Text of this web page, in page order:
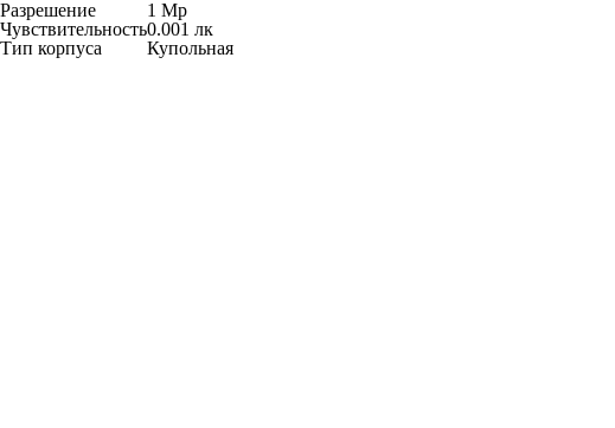
Разрешение
1 Мр
Чувствительность0.001 лк
Тип корпуса
Купольная